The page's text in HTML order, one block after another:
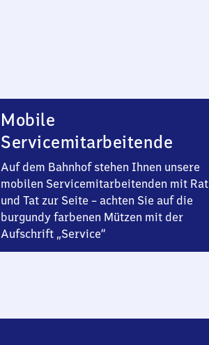
Mobile
Servicemitarbeitende
Auf dem Bahnhof stehen Ihnen unsere
mobilen Servicemitarbeitenden mit Rat
und Tat zur Seite – achten Sie auf die
burgundy farbenen Mützen mit der
Aufschrift „Service“